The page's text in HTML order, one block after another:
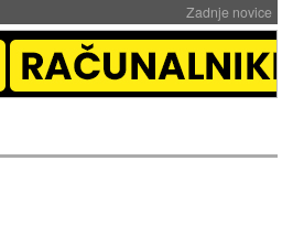
Zadnje novice